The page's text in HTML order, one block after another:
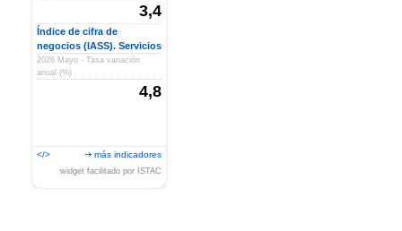
3,4
Índice de cifra de
negocios (IASS). Servicios
2026 Mayo - Tasa variación
anual (%)
4,8
</> más indicadores
widget facilitado por ISTAC